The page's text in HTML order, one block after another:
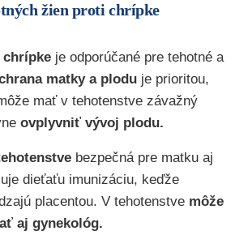
žien proti chrípke
chrípke je odporúčané pre tehotné a
matky a plodu je prioritou,
mať v tehotenstve závažný
ovplyvniť vývoj plodu.
bezpečná pre matku aj
dieťaťu imunizáciu, keďže
placentou. V tehotenstve môže
aj gynekológ.